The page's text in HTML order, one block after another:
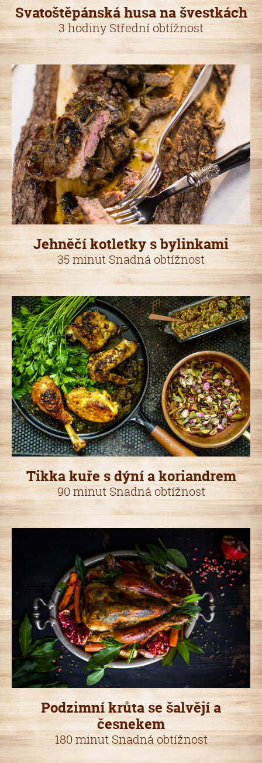
Svatoštěpánská husa na švestkách
3 hodiny Střední obtížnost
Jehněčí kotletky s bylinkami
35 minut Snadná obtížnost
Tikka kuře s dýní a koriandrem
90 minut Snadná obtížnost
Podzimní krůta se šalvějí a
česnekem
180 minut Snadná obtížnost